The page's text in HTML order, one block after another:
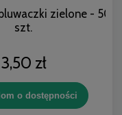
zielone - 50
szt.
3,50 zł
o dostępności